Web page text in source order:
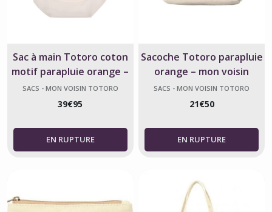
Sac à main Totoro coton
motif parapluie orange –
Ghibli officiel
SACS - MON VOISIN TOTORO
39€95
Sacoche Totoro parapluie
orange – mon voisin
Totoro
SACS - MON VOISIN TOTORO
21€50